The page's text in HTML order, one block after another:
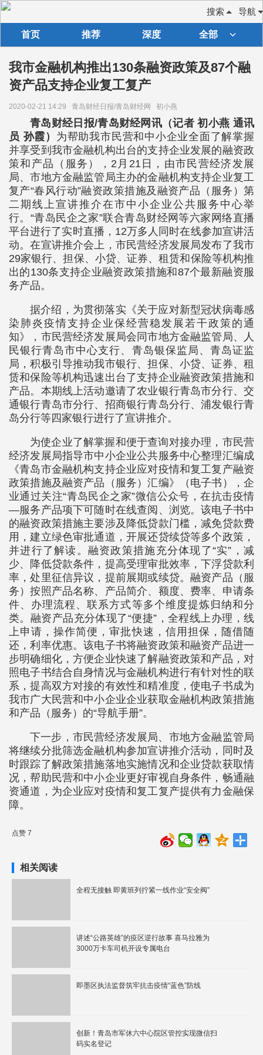
导航
搜索
首页 推荐 深度 全部
我市金融机构推出130条融资政策及87个融
资产品支持企业复工复产
2020-02-21 14:29 青岛财经日报/青岛财经网 初小燕
青岛财经日报/青岛财经网讯（记者 初小燕 通讯
员 孙霞） 为帮助我市民营和中小企业全面了解掌握
并享受到我市金融机构出台的支持企业发展的融资政
策和产品（服务），2月21日，由市民营经济发展
局、市地方金融监管局主办的金融机构支持企业复工
复产“春风行动”融资政策措施及融资产品（服务）第
二期线上宣讲推介在市中小企业公共服务中心举
行。“青岛民企之家”联合青岛财经网等六家网络直播
平台进行了实时直播，12万多人同时在线参加宣讲活
动。在宣讲推介会上，市民营经济发展局发布了我市
29家银行、担保、小贷、证券、租赁和保险等机构推
出的130条支持企业融资政策措施和87个最新融资服
务产品。
据介绍，为贯彻落实《关于应对新型冠状病毒感
染肺炎疫情支持企业保经营稳发展若干政策的通
知》，市民营经济发展局会同市地方金融监管局、人
民银行青岛市中心支行、青岛银保监局、青岛证监
局，积极引导推动我市银行、担保、小贷、证券、租
赁和保险等机构迅速出台了支持企业融资政策措施和
产品。本期线上活动邀请了农业银行青岛市分行、交
通银行青岛市分行、招商银行青岛分行、浦发银行青
岛分行等四家银行进行了宣讲推介。
为使企业了解掌握和便于查询对接办理，市民营
经济发展局指导市中小企业公共服务中心整理汇编成
《青岛市金融机构支持企业应对疫情和复工复产融资
政策措施及融资产品（服务）汇编》（电子书），企
业通过关注“青岛民企之家”微信公众号，在抗击疫情
—服务产品项下可随时在线查阅、浏览。该电子书中
的融资政策措施主要涉及降低贷款门槛，减免贷款费
用，建立绿色审批通道，开展还贷续贷等多个政策，
并进行了解读。融资政策措施充分体现了“实”，减
少、降低贷款条件，提高受理审批效率，下浮贷款利
率，处里征信异议，提前展期或续贷。融资产品（服
务）按照产品名称、产品简介、额度、费率、申请条
件、办理流程、联系方式等多个维度提炼归纳和分
类。融资产品充分体现了“便捷”，全程线上办理，线
上申请，操作简便，审批快速，信用担保，随借随
还，利率优惠。该电子书将融资政策和融资产品进一
步明确细化，方便企业快速了解融资政策和产品，对
照电子书结合自身情况与金融机构进行有针对性的联
系，提高双方对接的有效性和精准度，使电子书成为
我市广大民营和中小企业企业获取金融机构政策措施
和产品（服务）的“导航手册”。
下一步，市民营经济发展局、市地方金融监管局
将继续分批筛选金融机构参加宣讲推介活动，同时及
时跟踪了解政策措施落地实施情况和企业贷款获取情
况，帮助民营和中小企业更好审视自身条件，畅通融
资通道，为企业应对疫情和复工复产提供有力金融保
障。
点赞 7
相关阅读
全程无接触 即黄班列拧紧一线作业“安全阀”
讲述“公路英雄”的疫区逆行故事 喜马拉雅为
3000万卡车司机开设专属电台
即墨区执法监督筑牢抗击疫情“蓝色”防线
创新！青岛市军休六中心院区管控实现微信扫
码实名登记